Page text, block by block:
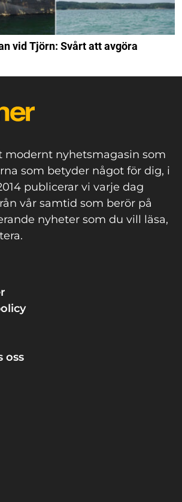
vid Tjörn: Svårt att avgöra
modernt nyhetsmagasin som
som betyder något för dig, i
publicerar vi varje dag
vår samtid som berör på
nyheter som du vill läsa,
oss